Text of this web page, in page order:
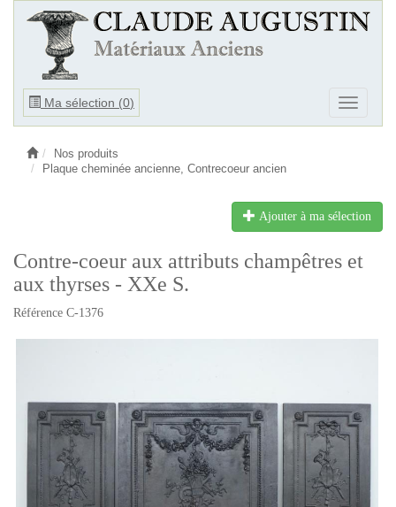
Ma sélection (0)
Ouvrir
Ouvrir
le
Nos produits
Plaque cheminée ancienne, Contrecoeur ancien
Ajouter à ma sélection
Contre-coeur aux attributs champêtres et
aux thyrses - XXe S.
Référence C-1376